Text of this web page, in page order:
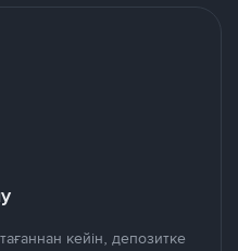
кейін, депозитке